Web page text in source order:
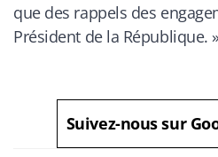
que des rappels des
Président de la République. »
Suivez-nous sur